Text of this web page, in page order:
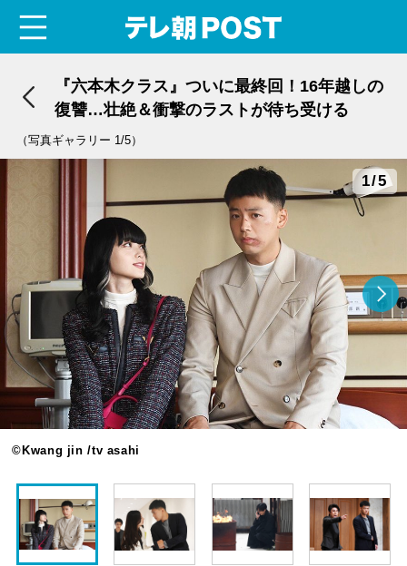
『六本木クラス』ついに最終回！16年越しの
復讐…壮絶＆衝撃のラストが待ち受ける
（写真ギャラリー 1/5）
1/5
©Kwang jin /tv asahi